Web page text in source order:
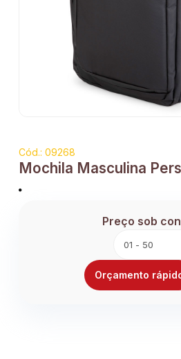
Cód.: 09268
Mochila Masculina
Preço sob
Orçamento